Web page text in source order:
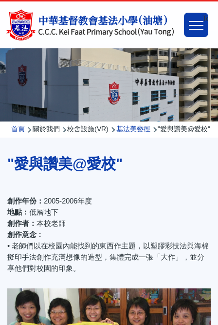
Main
導
連
首頁 關於我們 校舍設施(VR) 基法美藝徑 "愛與讚美@愛校"
"愛與讚美@愛校"
創作年份： 2005-2006年度
地點﹕ 低層地下
創作者： 本校老師
創作意念﹕
• 老師們以在校園內能找到的東西作主題，以塑膠彩技法與海棉
擬印手法創作充滿想像的造型，集體完成一張「大作」，並分
享他們對校園的印象。